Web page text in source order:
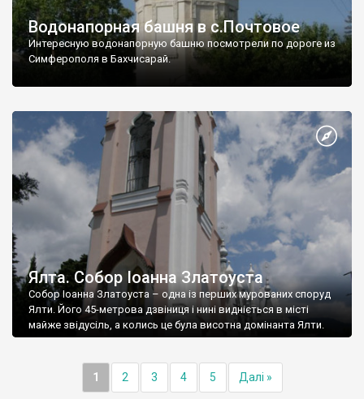
Водонапорная башня в с.Почтовое
Интересную водонапорную башню посмотрели по дороге из
Симферополя в Бахчисарай.
Ялта. Собор Іоанна Златоуста
Собор Іоанна Златоуста – одна із перших мурованих споруд
Ялти. Його 45-метрова дзвіниця і нині видніється в місті
майже звідусіль, а колись це була висотна домінанта Ялти.
1 2 3 4 5 Далі »